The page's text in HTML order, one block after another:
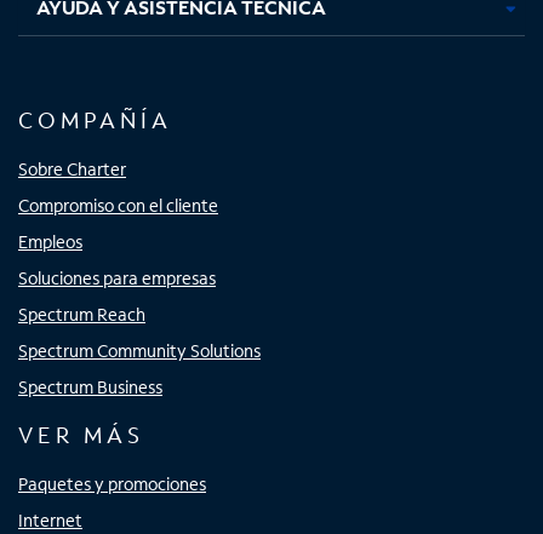
AYUDA Y ASISTENCIA TÉCNICA
COMPAÑÍA
Sobre Charter
Compromiso con el cliente
Empleos
Soluciones para empresas
Spectrum Reach
Spectrum Community Solutions
Spectrum Business
VER MÁS
Paquetes y promociones
Internet